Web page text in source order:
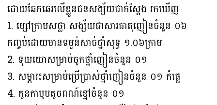
ដោយឆែកឆេរលើខ្លួនជនសង្ស័យជាក់ស្តែង រកឃើញ
1. ម្សៅក្រាមសថ្លា សង្ស័យជាសារធាតុញៀនចំនួន ០៦
កញ្ចប់ដោយមានទម្ងន់សាច់ថ្នាំសុទ្ធ ១.០៦ក្រាម
2. ទុយយោសម្រាប់ចូកថ្នាំញៀនចំនួន ០១
3. សម្ភារះសម្រាប់ប្រើប្រាស់ថ្នាំញៀនចំនួន ០១ កំផ្លេ
4. កូនកាបូបតូចពណ៍ខ្មៅចំនួន ០១